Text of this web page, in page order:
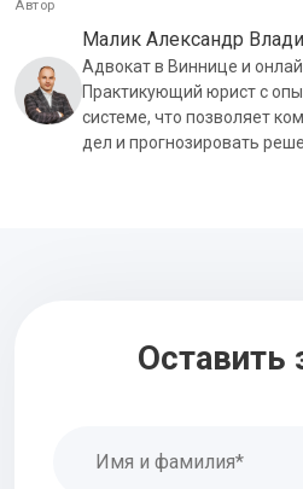
Автор
Малик Александр
Адвокат в Виннице и
Практикующий юрист с
системе, что позволяет
дел и прогнозировать
Оставить